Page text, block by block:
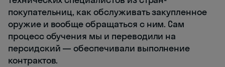
покупательниц, как обслуживать закупленное
оружие и вообще обращаться с ним. Сам
процесс обучения мы и переводили на
персидский — обеспечивали выполнение
контрактов.